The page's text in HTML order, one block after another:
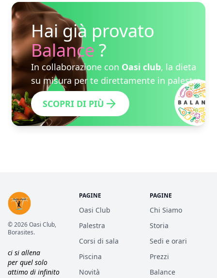
Hai già provato
Balance ?
In collaborazione con Oasi club, la dieta
su misura per te direttamente in palestra.
SCOPRI DI PIÙ
© 2026 Oasi Club,
Borasites.
ci si allena
per quel solo
attimo di infinito
PAGINE
Oasi Club
Palestra
Corsi di sala
Piscina
Novità
PAGINE
Chi Siamo
Storia
Sedi e orari
Prezzi
Balance